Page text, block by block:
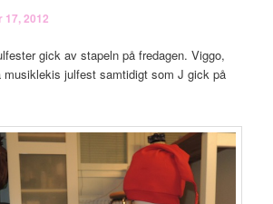
17, 2012
gick av stapeln på fredagen. Viggo,
musiklekis julfest samtidigt som J gick på